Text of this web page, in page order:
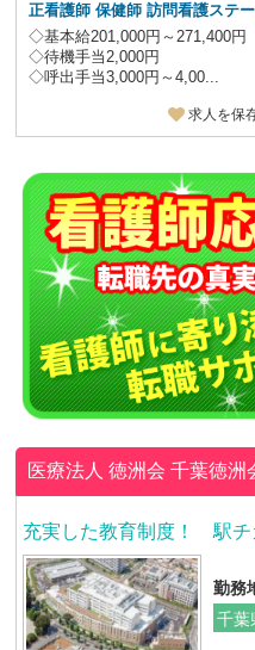
正看護師 保健師訪問看護ステ
◇基本給201,000円～271,400円
◇待機手当2,000円
◇呼出手当3,000円～4,00...
求人を保
医療法人 徳洲会千葉徳洲
充実した教育制度！ 駅
勤務
千葉